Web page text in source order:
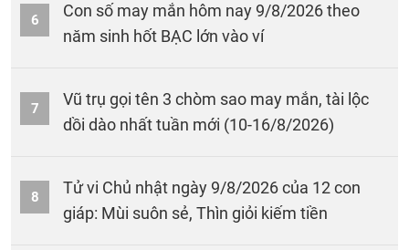
6
Con số may mắn hôm nay 9/8/2026 theo
năm sinh hốt BẠC lớn vào ví
7
Vũ trụ gọi tên 3 chòm sao may mắn, tài lộc
dồi dào nhất tuần mới (10-16/8/2026)
8
Tử vi Chủ nhật ngày 9/8/2026 của 12 con
giáp: Mùi suôn sẻ, Thìn giỏi kiếm tiền